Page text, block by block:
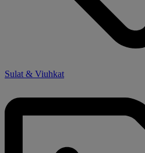
Sulat & Viuhkat